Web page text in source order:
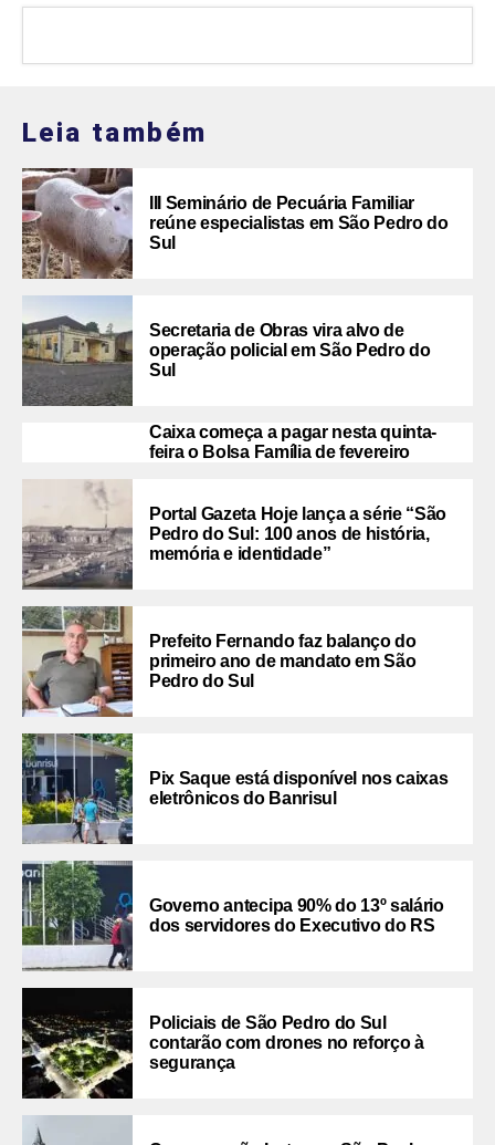
Leia também
III Seminário de Pecuária Familiar
reúne especialistas em São Pedro do
Sul
Secretaria de Obras vira alvo de
operação policial em São Pedro do
Sul
Caixa começa a pagar nesta quinta-
feira o Bolsa Família de fevereiro
Portal Gazeta Hoje lança a série “São
Pedro do Sul: 100 anos de história,
memória e identidade”
Prefeito Fernando faz balanço do
primeiro ano de mandato em São
Pedro do Sul
Pix Saque está disponível nos caixas
eletrônicos do Banrisul
Governo antecipa 90% do 13º salário
dos servidores do Executivo do RS
Policiais de São Pedro do Sul
contarão com drones no reforço à
segurança